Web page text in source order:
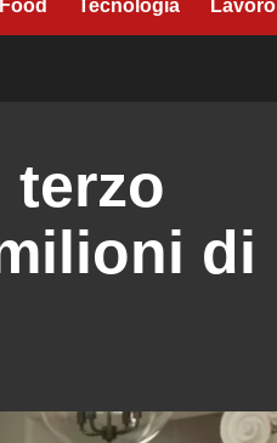
Food Tecnologia Lavoro
terzo
di